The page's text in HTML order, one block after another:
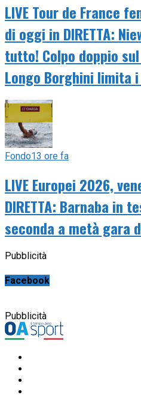
LIVE Tour de France
di oggi in DIRETTA:
tutto! Colpo doppio
Longo Borghini limita
Fondo13 ore fa
LIVE Europei 2026,
DIRETTA: Barnaba in
seconda a metà gara
Pubblicità
Facebook
Pubblicità